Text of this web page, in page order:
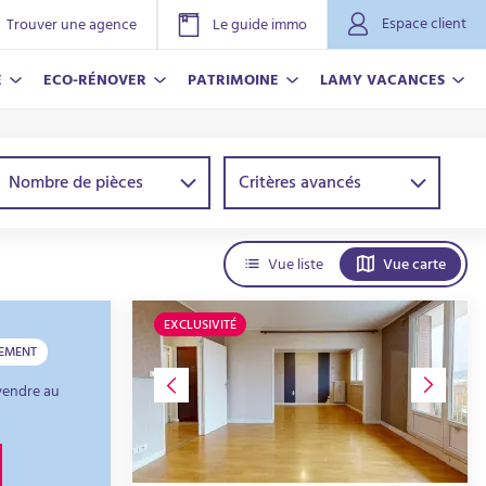
Trouver une agence Le guide immo
Espace client
ECO-RÉNOVER
plus
PATRIMOINE LAMY VACANCES
plus
Nombre de pièces Critères avancés
Vue liste Vue carte
au
EXCLUSIVITÉ